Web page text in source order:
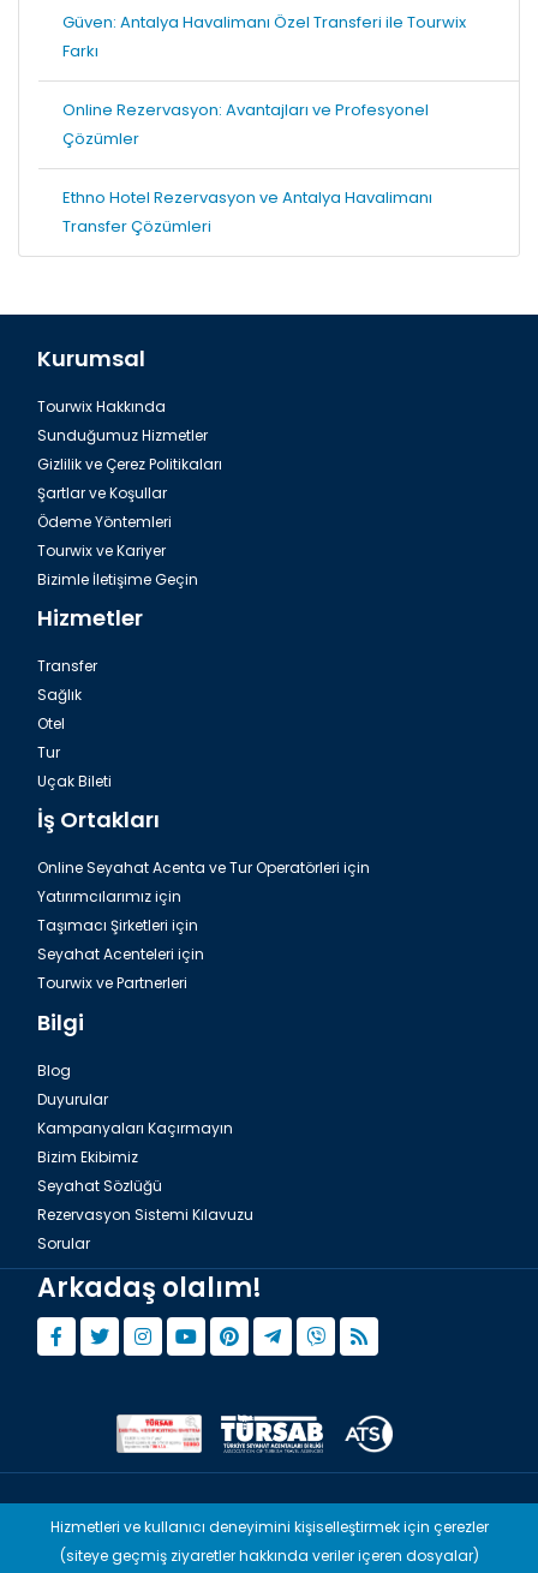
Güven: Antalya Havalimanı Özel Transferi ile Tourwix
Farkı
Online Rezervasyon: Avantajları ve Profesyonel
Çözümler
Ethno Hotel Rezervasyon ve Antalya Havalimanı
Transfer Çözümleri
Kurumsal
Tourwix Hakkında
Sunduğumuz Hizmetler
Gizlilik ve Çerez Politikaları
Şartlar ve Koşullar
Ödeme Yöntemleri
Tourwix ve Kariyer
Bizimle İletişime Geçin
Hizmetler
Transfer
Sağlık
Otel
Tur
Uçak Bileti
İş Ortakları
Online Seyahat Acenta ve Tur Operatörleri için
Yatırımcılarımız için
Taşımacı Şirketleri için
Seyahat Acenteleri için
Tourwix ve Partnerleri
Bilgi
Blog
Duyurular
Kampanyaları Kaçırmayın
Bizim Ekibimiz
Seyahat Sözlüğü
Rezervasyon Sistemi Kılavuzu
Sorular
Arkadaş olalım!
Artmodern UG (Haftungsbeschränkt) Almanya yasaları uyarınca
Hizmetleri ve kullanıcı deneyimini kişiselleştirmek için çerezler
(siteye geçmiş ziyaretler hakkında veriler içeren dosyalar)